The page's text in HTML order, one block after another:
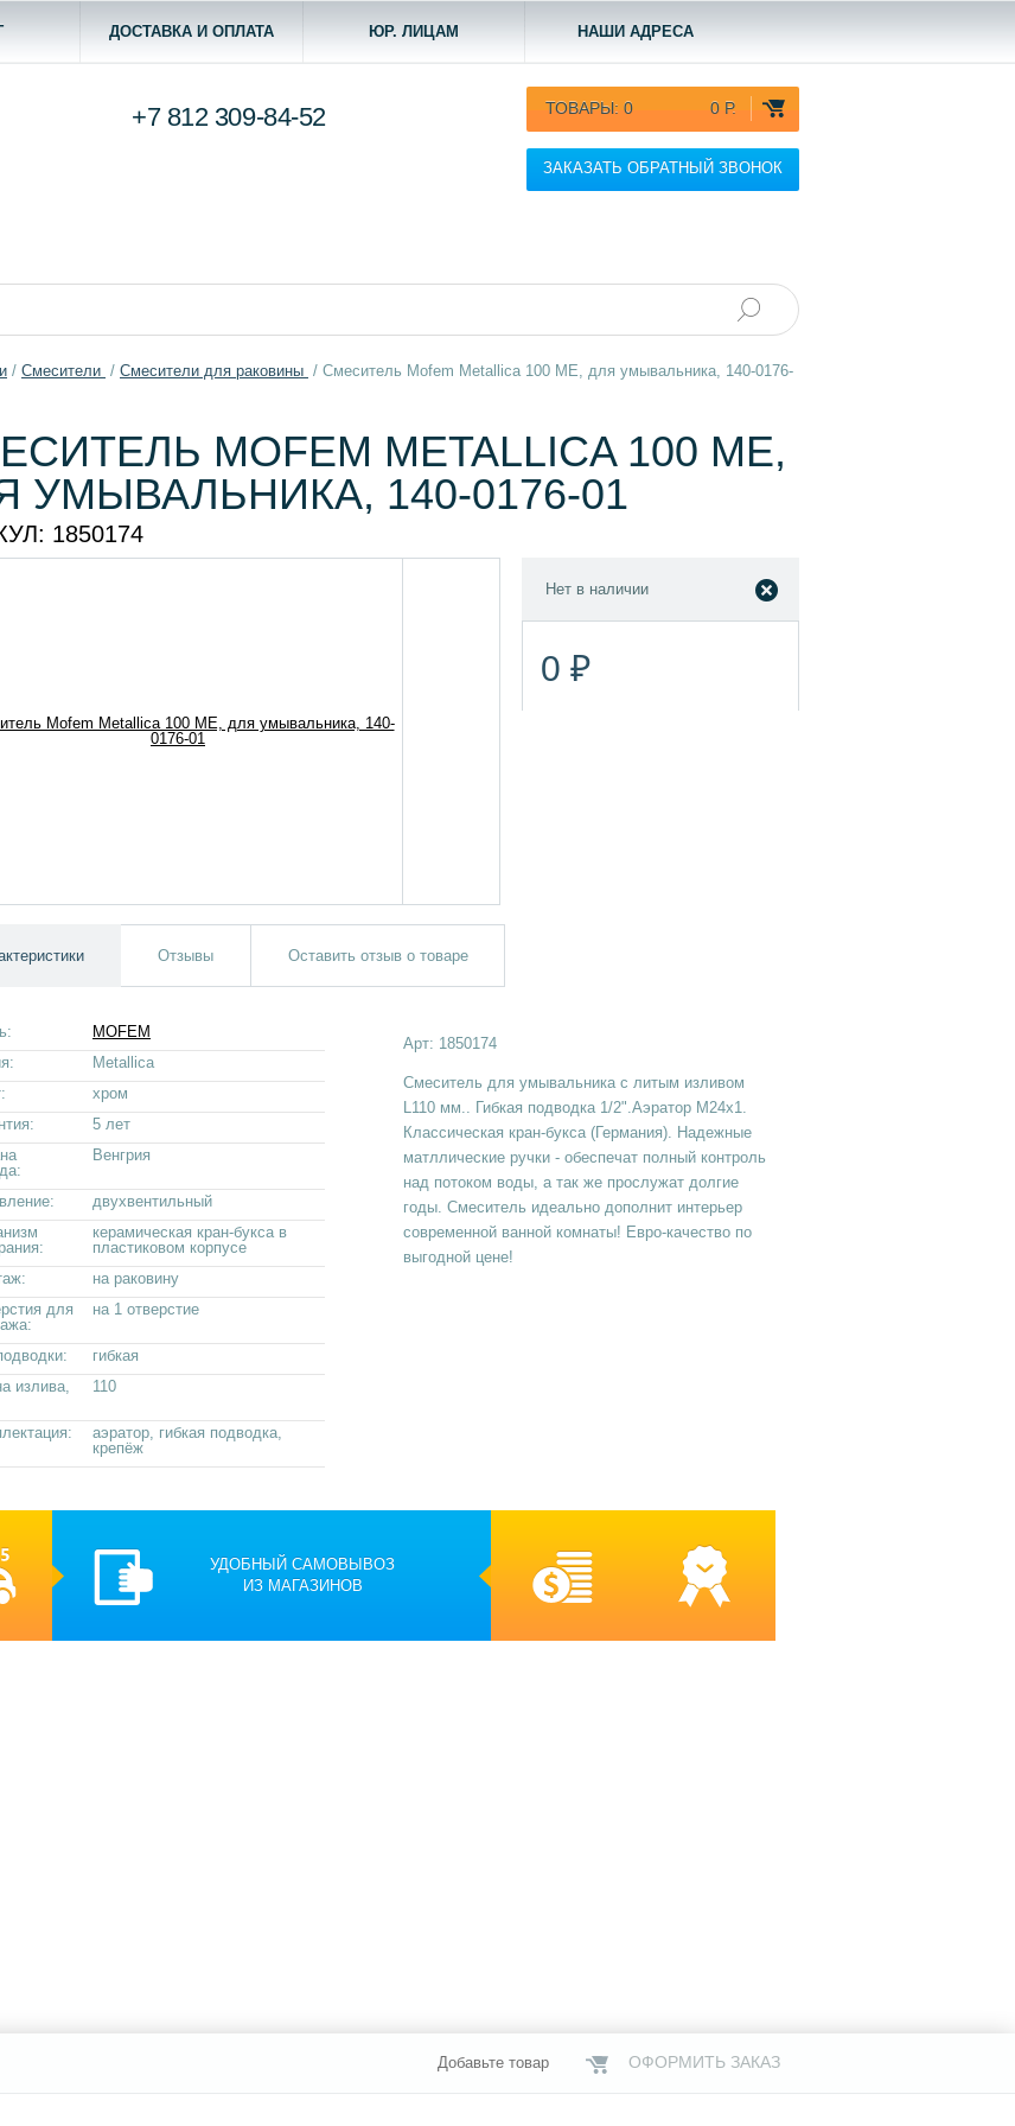
ДОСТАВКА И ОПЛАТА ЮР. ЛИЦАМ НАШИ АДРЕСА
ТОВАРЫ: 0 0 Р.
ЗАКАЗАТЬ ОБРАТНЫЙ ЗВОНОК
+7 812 309-84-52
/ Смесители / Смесители для раковины / Смеситель Mofem Metallica 100 ME, для умывальника, 140-0176-
MOFEM METALLICA 100 ME,
УМЫВАЛЬНИКА, 140-0176-01
1850174
Нет в наличии
0 ₽
Отзывы Оставить отзыв о товаре
MOFEM
Metallica
хром
5 лет
Венгрия
двухвентильный
керамическая кран-букса в
пластиковом корпусе
на раковину
для
на 1 отверстие
гибкая
излива,
110
аэратор, гибкая подводка,
крепёж
Арт: 1850174
Смеситель для умывальника с литым изливом
L110 мм.. Гибкая подводка 1/2".Аэратор М24х1.
Классическая кран-букса (Германия). Надежные
матллические ручки - обеспечат полный контроль
над потоком воды, а так же прослужат долгие
годы. Смеситель идеально дополнит интерьер
современной ванной комнаты! Евро-качество по
выгодной цене!
УДОБНЫЙ САМОВЫВОЗ
ИЗ МАГАЗИНОВ
Добавьте товар ОФОРМИТЬ ЗАКАЗ